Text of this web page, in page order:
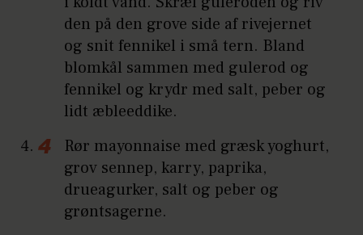
den på den grove side af rivejernet
og snit fennikel i små tern. Bland
blomkål sammen med gulerod og
fennikel og krydr med salt, peber og
lidt æbleeddike.
Rør mayonnaise med græsk yoghurt,
grov sennep, karry, paprika,
drueagurker, salt og peber og
grøntsagerne.